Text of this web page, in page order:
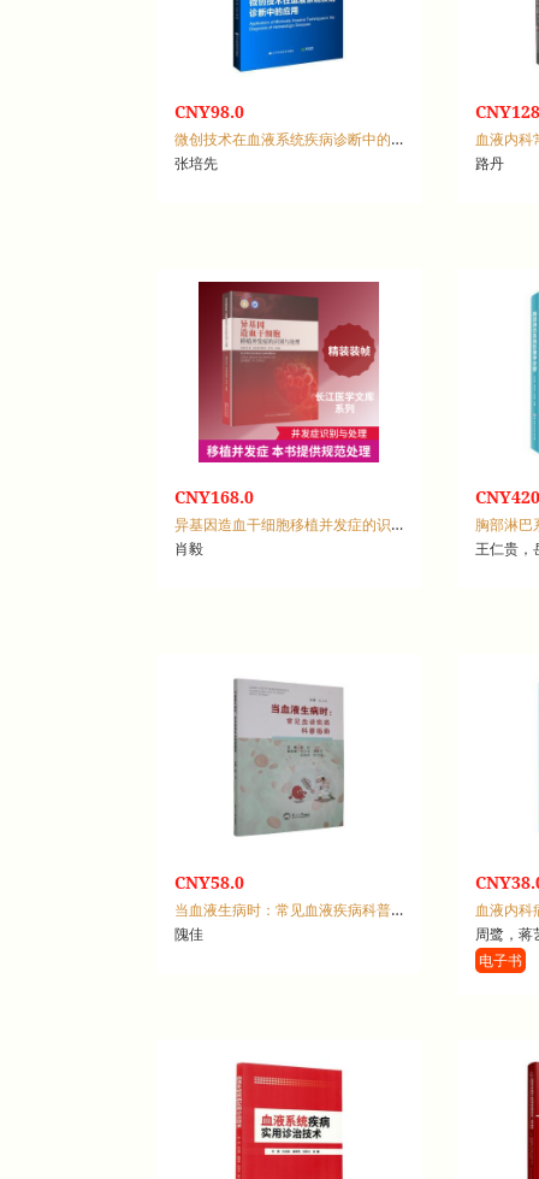
CNY98.0
微创技术在血液系统疾病诊断中的应用
张培先
血液内科
路丹
CNY168.0
异基因造血干细胞移植并发症的识别与处理
肖毅
胸部淋巴
王仁贵，
CNY58.0
当血液生病时：常见血液疾病科普指南
隗佳
血液内科
周鹭，蒋
电子书